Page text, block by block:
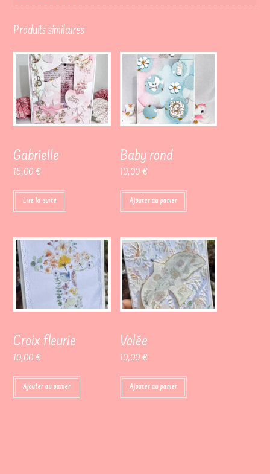
Produits similaires
Gabrielle
15,00€
Lire la suite
Baby rond
10,00 €
Ajouter au panier
Croix fleurie
10,00€
Ajouter au panier
Volée
10,00 €
Ajouter au panier